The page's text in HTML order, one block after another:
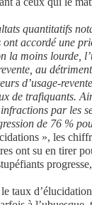
quantitatifs
ont accordé une
la moins lourde,
au
d’usage-
de trafiquants.
par les
de 76 %
», les
ont su en tirer
taux